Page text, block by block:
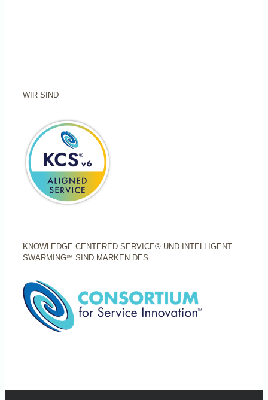
WIR SIND
KNOWLEDGE CENTERED SERVICE® UND INTELLIGENT
SWARMING℠ SIND MARKEN DES